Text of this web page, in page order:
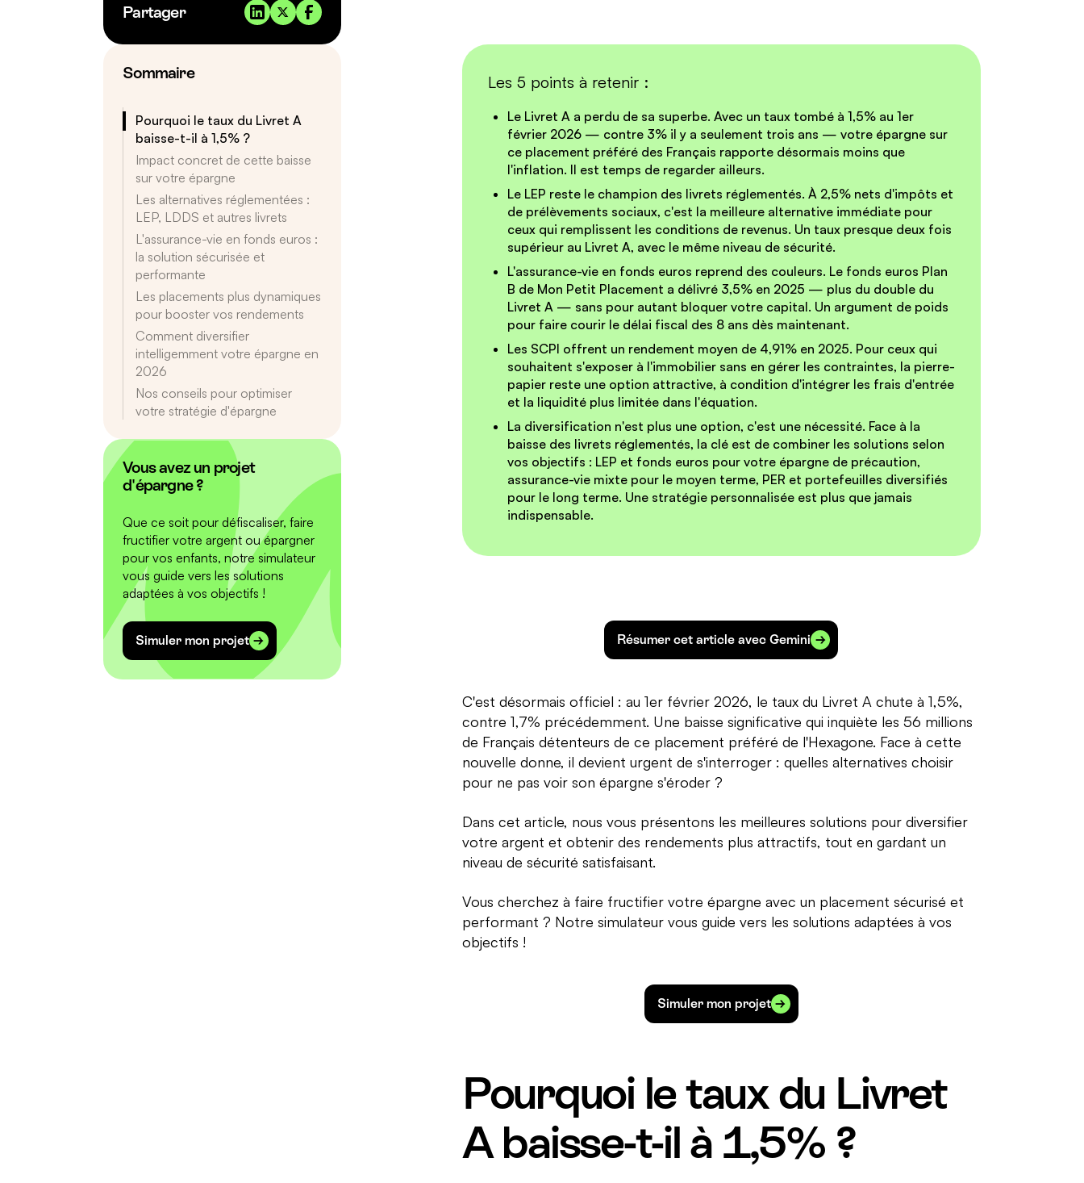
Partager
Sommaire
Pourquoi le taux du Livret A
baisse-t-il à 1,5% ?
Impact concret de cette baisse
sur votre épargne
Les alternatives réglementées :
LEP, LDDS et autres livrets
L'assurance-vie en fonds euros :
la solution sécurisée et
performante
Les placements plus dynamiques
pour booster vos rendements
Comment diversifier
intelligemment votre épargne en
2026
Nos conseils pour optimiser
votre stratégie d'épargne
Vous avez un projet
d'épargne ?
Que ce soit pour défiscaliser, faire
fructifier votre argent ou épargner
pour vos enfants, notre simulateur
vous guide vers les solutions
adaptées à vos objectifs !
Simuler mon projet
Les 5 points à retenir :
Le Livret A a perdu de sa superbe. Avec un taux tombé à 1,5% au 1er
février 2026 — contre 3% il y a seulement trois ans — votre épargne sur
ce placement préféré des Français rapporte désormais moins que
l'inflation. Il est temps de regarder ailleurs.
Le LEP reste le champion des livrets réglementés. À 2,5% nets d'impôts et
de prélèvements sociaux, c'est la meilleure alternative immédiate pour
ceux qui remplissent les conditions de revenus. Un taux presque deux fois
supérieur au Livret A, avec le même niveau de sécurité.
L'assurance-vie en fonds euros reprend des couleurs. Le fonds euros Plan
B de Mon Petit Placement a délivré 3,5% en 2025 — plus du double du
Livret A — sans pour autant bloquer votre capital. Un argument de poids
pour faire courir le délai fiscal des 8 ans dès maintenant.
Les SCPI offrent un rendement moyen de 4,91% en 2025. Pour ceux qui
souhaitent s'exposer à l'immobilier sans en gérer les contraintes, la pierre-
papier reste une option attractive, à condition d'intégrer les frais d'entrée
et la liquidité plus limitée dans l'équation.
La diversification n'est plus une option, c'est une nécessité. Face à la
baisse des livrets réglementés, la clé est de combiner les solutions selon
vos objectifs : LEP et fonds euros pour votre épargne de précaution,
assurance-vie mixte pour le moyen terme, PER et portefeuilles diversifiés
pour le long terme. Une stratégie personnalisée est plus que jamais
indispensable.
Résumer cet article avec Gemini
C'est désormais officiel : au 1er février 2026, le taux du Livret A chute à 1,5%,
contre 1,7% précédemment. Une baisse significative qui inquiète les 56 millions
de Français détenteurs de ce placement préféré de l'Hexagone. Face à cette
nouvelle donne, il devient urgent de s'interroger : quelles alternatives choisir
pour ne pas voir son épargne s'éroder ?
Dans cet article, nous vous présentons les meilleures solutions pour diversifier
votre argent et obtenir des rendements plus attractifs, tout en gardant un
niveau de sécurité satisfaisant.
Vous cherchez à faire fructifier votre épargne avec un placement sécurisé et
performant ? Notre simulateur vous guide vers les solutions adaptées à vos
objectifs !
Simuler mon projet
Pourquoi le taux du Livret
A baisse-t-il à 1,5% ?